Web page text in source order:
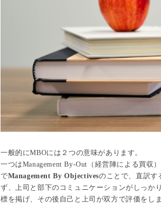
一般的にMBOには２つの意味があります。
一つはManagement By-Out（経営陣による買収
でManagement By Objectivesのことで、直訳す
ず、上司と部下のコミュニケーションがしっか
標を掲げ、その後自己と上司が双方で評価をしま